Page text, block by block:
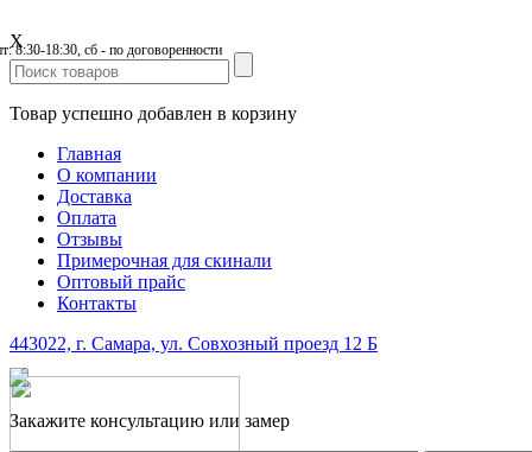
X
Товар успешно добавлен в корзину
Главная
О компании
Доставка
Оплата
Отзывы
Примерочная для скинали
Оптовый прайс
Контакты
443022, г. Самара, ул. Совхозный проезд 12 Б
8:30-18:30, сб - по договоренности
Закажите консультацию или замер